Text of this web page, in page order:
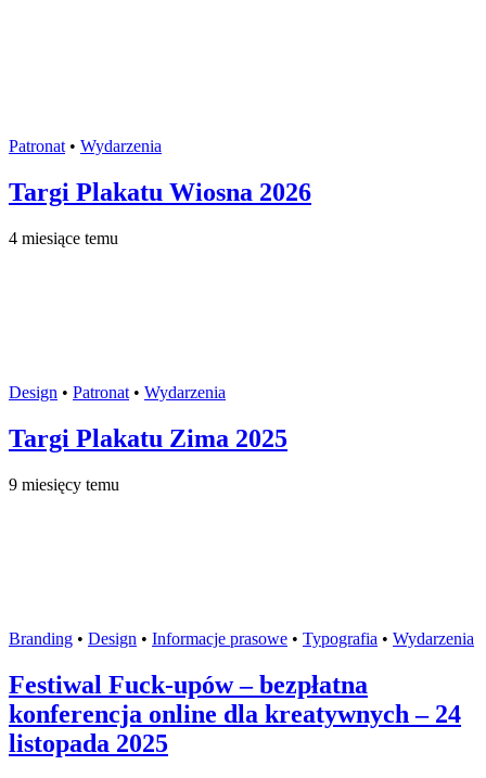
Patronat • Wydarzenia
Targi Plakatu Wiosna 2026
4 miesiące temu
Design • Patronat • Wydarzenia
Targi Plakatu Zima 2025
9 miesięcy temu
Branding • Design • Informacje prasowe • Typografia • Wydarzenia
Festiwal Fuck-upów – bezpłatna
konferencja online dla kreatywnych – 24
listopada 2025